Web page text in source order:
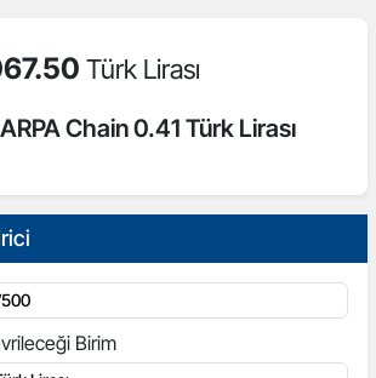
Türk Lirası
Chain 0.41 Türk Lirası
Birim